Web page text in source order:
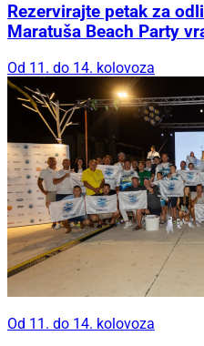
Rezervirajte petak za
Maratuša Beach Party
Od 11. do 14. kolovoza
Od 11. do 14. kolovoza